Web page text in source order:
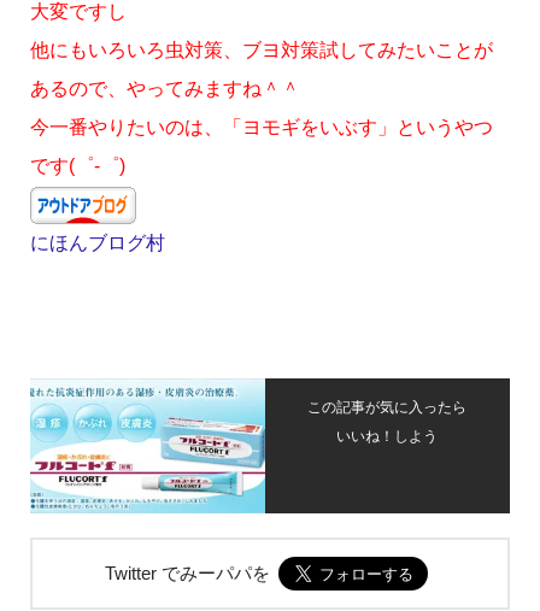
大変ですし
他にもいろいろ虫対策、ブヨ対策試してみたいことが
あるので、やってみますね＾＾
今一番やりたいのは、「ヨモギをいぶす」というやつ
です(゜-゜)
にほんブログ村
この記事が気に入ったら
いいね！しよう
Twitter でみーパパを